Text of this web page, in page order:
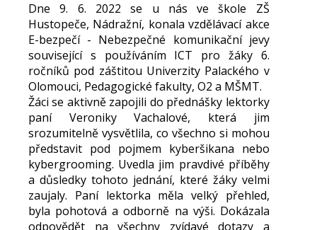
Dne 9. 6. 2022 se u nás ve škole ZŠ
Hustopeče, Nádražní, konala vzdělávací akce
E-bezpečí - Nebezpečné komunikační jevy
související s používáním ICT pro žáky 6.
ročníků pod záštitou Univerzity Palackého v
Olomouci, Pedagogické fakulty, O2 a MŠMT.
Žáci se aktivně zapojili do přednášky lektorky
paní Veroniky Vachalové, která jim
srozumitelně vysvětlila, co všechno si mohou
představit pod pojmem kyberšikana nebo
kybergrooming. Uvedla jim pravdivé příběhy
a důsledky tohoto jednání, které žáky velmi
zaujaly. Paní lektorka měla velký přehled,
byla pohotová a odborně na výši. Dokázala
odpovědět na všechny zvídavé dotazy a